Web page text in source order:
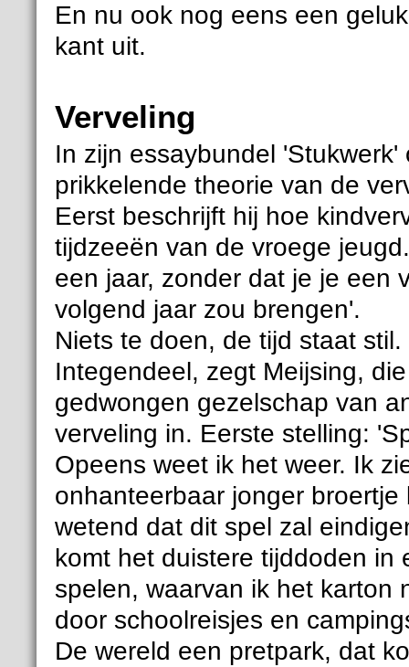
En nu ook nog eens een
kant uit.
Verveling
In zijn essaybundel
prikkelende theorie van de
Eerst beschrijft hij hoe
tijdzeeën van de vroege
een jaar, zonder dat je je een
volgend jaar zou brengen'.
Niets te doen, de tijd staat
Integendeel, zegt Meijsing,
gedwongen gezelschap van
verveling in. Eerste stelling:
Opeens weet ik het weer. Ik
onhanteerbaar jonger
wetend dat dit spel zal
komt het duistere tijddoden in
spelen, waarvan ik het karton
door schoolreisjes en
De wereld een pretpark, dat